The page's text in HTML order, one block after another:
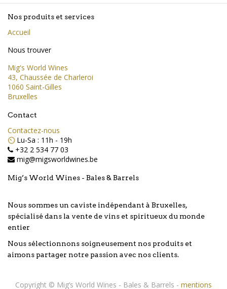
Nos produits et services
Accueil
Nous trouver
Mig's World Wines
43, Chaussée de Charleroi
1060 Saint-Gilles
Bruxelles
Contact
Contactez-nous
⏲️ Lu-Sa : 11h - 19h
+32 2 534 77 03
mig@migsworldwines.be
Mig’s World Wines - Bales & Barrels
Nous sommes un caviste indépendant à Bruxelles,
spécialisé dans la vente de vins et spiritueux du monde
entier
Nous sélectionnons soigneusement nos produits et
aimons partager notre passion avec nos clients.
Copyright © Mig’s World Wines - Bales & Barrels - mentions